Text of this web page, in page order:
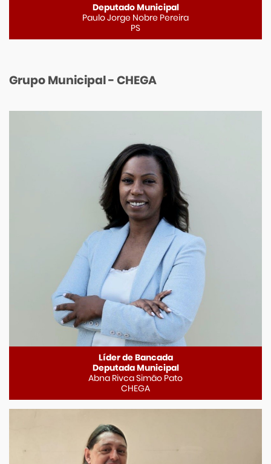
Deputado Municipal
Paulo Jorge Nobre Pereira
PS
Grupo Municipal - CHEGA
Líder de Bancada
Deputada Municipal
Abna Rivca Simão Pato
CHEGA